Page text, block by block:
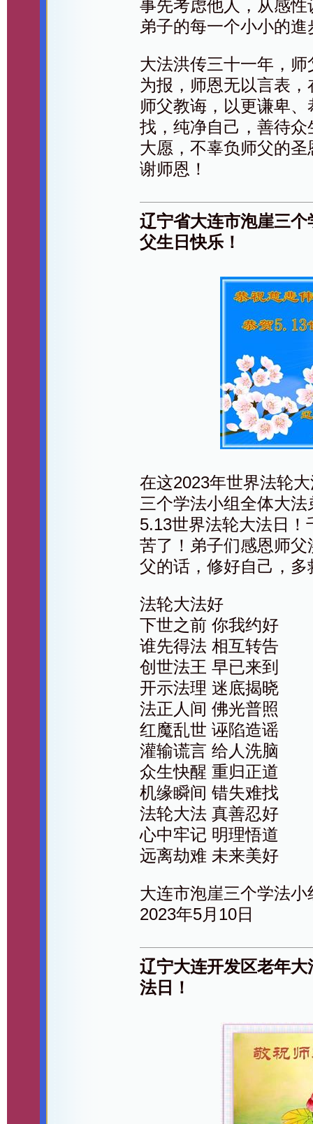
事先考虑他人，从感
弟子的每一个小小的
大法洪传三十一年，
为报，师恩无以言表
师父教诲，以更谦卑
找，纯净自己，善待
大愿，不辜负师父的
谢师恩！
辽宁省大连市泡崖三
父生日快乐！
在这2023年世界法轮
三个学法小组全体大
5.13世界法轮大法日
苦了！弟子们感恩师
父的话，修好自己，
法轮大法好
下世之前 你我约好
谁先得法 相互转告
创世法王 早已来到
开示法理 迷底揭晓
法正人间 佛光普照
红魔乱世 诬陷造谣
灌输谎言 给人洗脑
众生快醒 重归正道
机缘瞬间 错失难找
法轮大法 真善忍好
心中牢记 明理悟道
远离劫难 未来美好
大连市泡崖三个学法
2023年5月10日
辽宁大连开发区老年
法日！